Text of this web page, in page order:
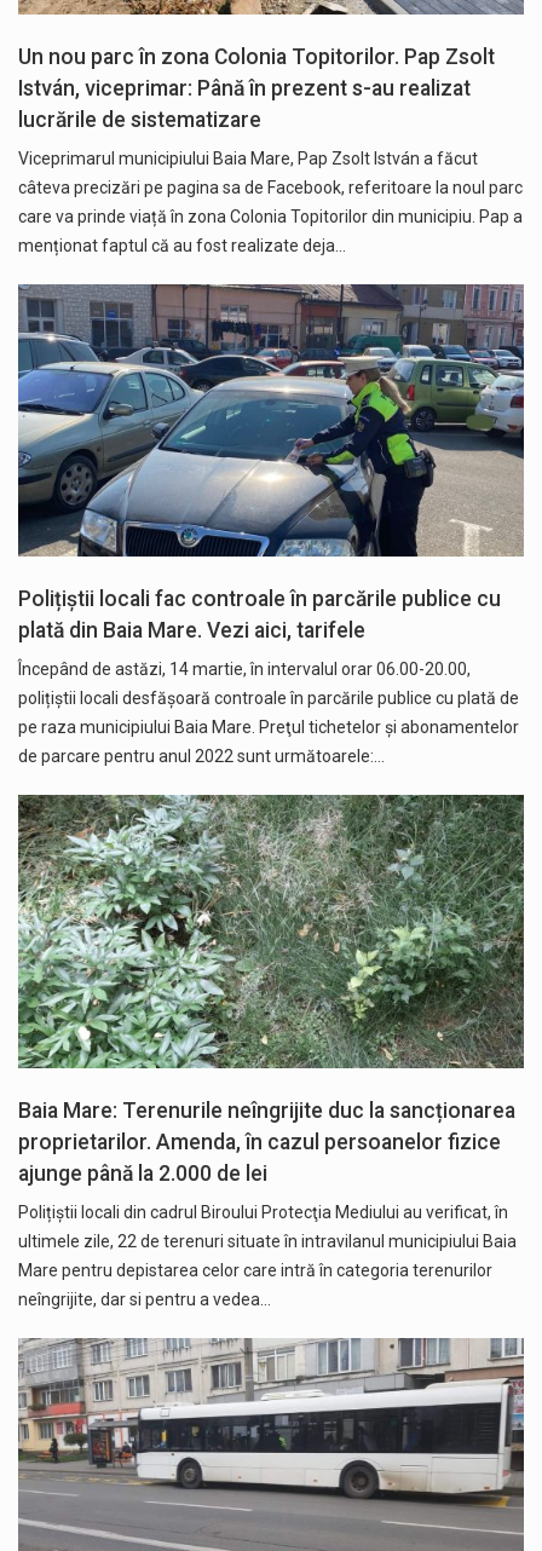
Un nou parc în zona Colonia Topitorilor. Pap Zsolt
István, viceprimar: Până în prezent s-au realizat
lucrările de sistematizare
Viceprimarul municipiului Baia Mare, Pap Zsolt István a făcut
câteva precizări pe pagina sa de Facebook, referitoare la noul parc
care va prinde viață în zona Colonia Topitorilor din municipiu. Pap a
menționat faptul că au fost realizate deja…
Polițiștii locali fac controale în parcările publice cu
plată din Baia Mare. Vezi aici, tarifele
Începând de astăzi, 14 martie, în intervalul orar 06.00-20.00,
polițiștii locali desfășoară controale în parcările publice cu plată de
pe raza municipiului Baia Mare. Preţul tichetelor și abonamentelor
de parcare pentru anul 2022 sunt următoarele:…
Baia Mare: Terenurile neîngrijite duc la sancționarea
proprietarilor. Amenda, în cazul persoanelor fizice
ajunge până la 2.000 de lei
Polițiștii locali din cadrul Biroului Protecţia Mediului au verificat, în
ultimele zile, 22 de terenuri situate în intravilanul municipiului Baia
Mare pentru depistarea celor care intră în categoria terenurilor
neîngrijite, dar si pentru a vedea…